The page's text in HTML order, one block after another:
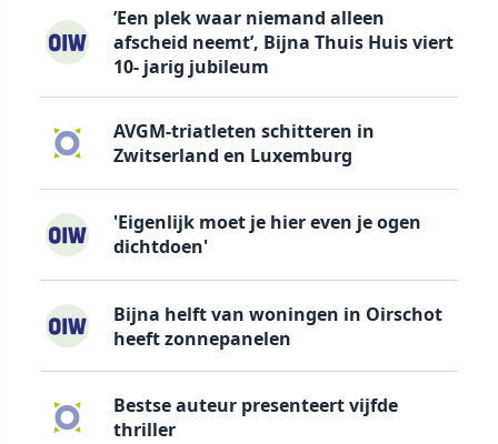
’Een plek waar niemand alleen
afscheid neemt’, Bijna Thuis Huis viert
10- jarig jubileum
AVGM-triatleten schitteren in
Zwitserland en Luxemburg
'Eigenlijk moet je hier even je ogen
dichtdoen'
Bijna helft van woningen in Oirschot
heeft zonnepanelen
Bestse auteur presenteert vijfde
thriller